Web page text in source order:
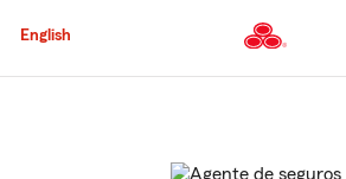
al
principal
English